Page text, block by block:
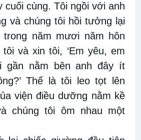
cuối cùng. Tôi ngồi với anh
và chúng tôi hồi tưởng lại
trong năm mươi năm hôn
và xin tôi, ‘Em yêu, em
gần nằm bên anh đây ít
Thế là tôi leo tọt lên
viện điều dưỡng nằm kề
chúng tôi ôm nhau một